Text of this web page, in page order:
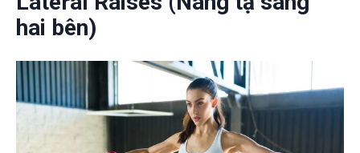
hai bên)